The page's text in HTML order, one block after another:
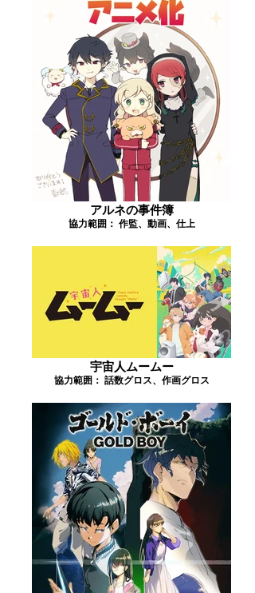
アルネの事件簿
協力範囲： 作監、動画、仕上
宇宙人ムームー
協力範囲： 話数グロス、作画グロス